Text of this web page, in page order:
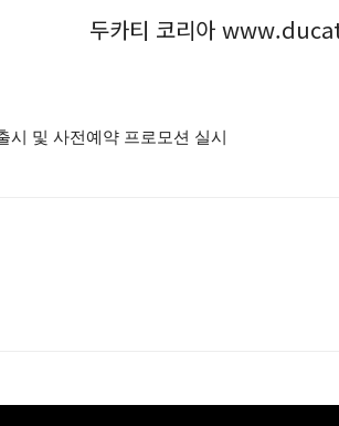
두카티 코리아
시 및 사전예약 프로모션 실시